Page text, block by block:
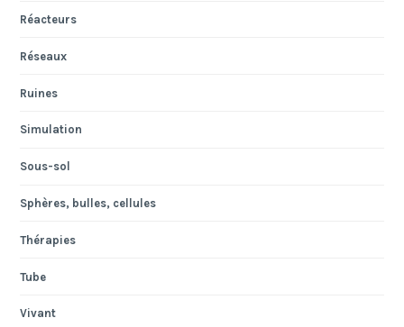
Réacteurs
Réseaux
Ruines
Simulation
Sous-sol
Sphères, bulles, cellules
Thérapies
Tube
Vivant